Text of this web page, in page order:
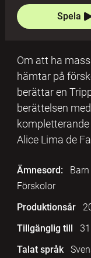
Spela
Om att ha
hämtar på
berättar en
berättelsen
Alice Lima de
Ämnesord:
Förskolor
Produktionsår
Tillgänglig till
Talat språk